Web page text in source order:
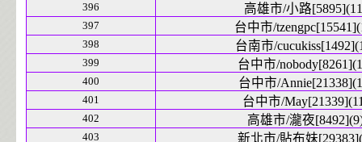
396 高雄市/小路
397 台中市/
398 台南市/
399 台中市/
400 台中市/
401 台中市/
402 高雄市/瀧夜
403 新北市/貼布妹